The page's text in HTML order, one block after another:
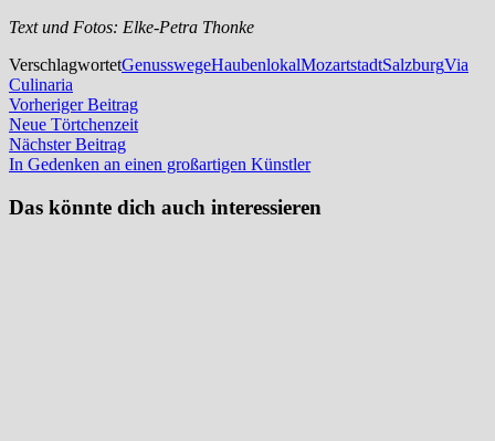
Text und Fotos: Elke-Petra Thonke
VerschlagwortetGenusswegeHaubenlokalMozartstadtSalzburgVia
Culinaria
Beitragsnavigation
Vorheriger BeitragVorheriger
Beitrag:
Neue Törtchenzeit
Nächster BeitragNächster
Beitrag:
In Gedenken an einen großartigen Künstler
Das könnte dich auch interessieren